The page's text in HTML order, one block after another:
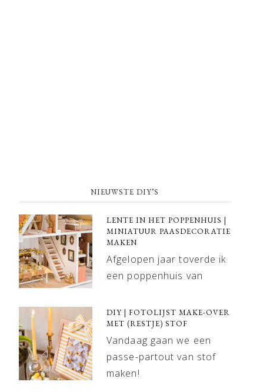
NIEUWSTE DIY’S
LENTE IN HET POPPENHUIS |
MINIATUUR PAASDECORATIE
MAKEN
Afgelopen jaar toverde ik
een poppenhuis van
DIY | FOTOLIJST MAKE-OVER
MET (RESTJE) STOF
Vandaag gaan we een
passe-partout van stof
maken!